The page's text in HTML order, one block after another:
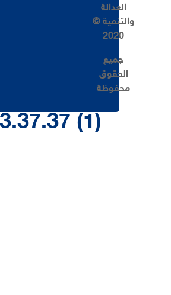
العدالة
والتنمية ©
2020
جميع
الحقوق
محفوظة
(1)